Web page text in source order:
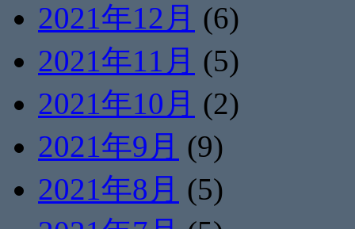
2021年12月 (6)
2021年11月 (5)
2021年10月 (2)
2021年9月 (9)
2021年8月 (5)